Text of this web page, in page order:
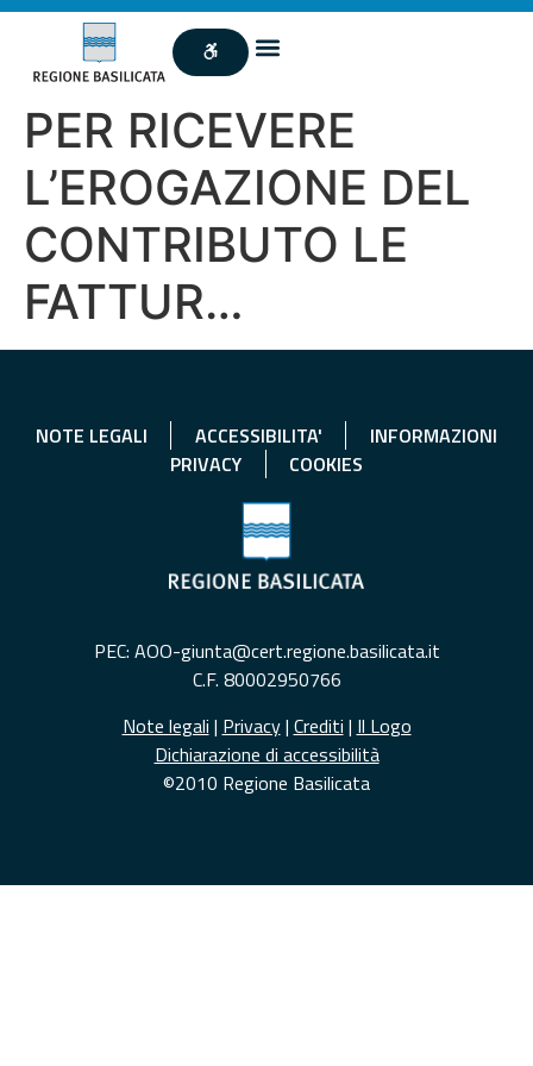
PER RICEVERE
L’EROGAZIONE DEL
CONTRIBUTO LE
FATTUR…
NOTE LEGALI ACCESSIBILITA'
INFORMAZIONI
PRIVACY
COOKIES
PEC: AOO-giunta@cert.regione.basilicata.it
C.F. 80002950766
Note legali | Privacy| Crediti | Il Logo
Dichiarazione di accessibilità
©2010 Regione Basilicata